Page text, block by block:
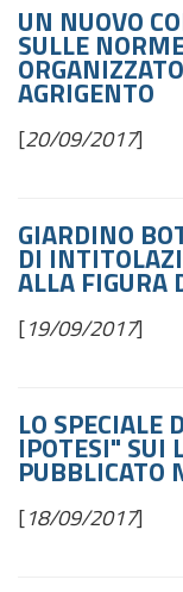
UN NUOVO
SULLE
AGRIGENTO
[20/09/2017]
GIARDINO
DI
ALLA FIGURA
[19/09/2017]
LO SPECIALE
IPOTESI" SUI
PUBBLICATO
[18/09/2017]